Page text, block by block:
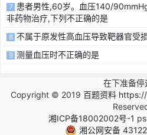
7 患者男性,60岁。血压140/
非药物治疗,下列不正确的是
8 不属于原发性高血压导致靶器官受
9 测量血压时不正确的是
在下准备停
Copyright © 2019 百题资料
湘ICP备18002002号-1
湘公网安备